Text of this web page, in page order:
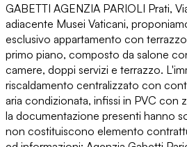
GABETTI AGENZIA PARIOLI Prati,
adiacente Musei Vaticani,
esclusivo appartamento con
primo piano, composto da salone
camere, doppi servizi e terrazzo.
riscaldamento centralizzato con
aria condizionata, infissi in PVC con
la documentazione presenti hanno
non costituiscono elemento